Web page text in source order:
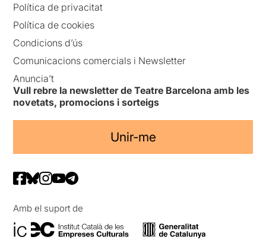
Política de privacitat
Política de cookies
Condicions d’ús
Comunicacions comercials i Newsletter
Anuncia’t
Vull rebre la newsletter de Teatre Barcelona amb les
novetats, promocions i sorteigs
Unir-me
Amb el suport de